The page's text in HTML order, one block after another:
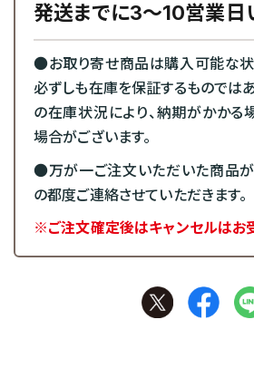
発送までに3～10営業日
●お取り寄せ商品は購入可能な状
必ずしも在庫を保証するものでは
の在庫状況により、納期がかかる
場合がございます。
●万が一ご注文いただいた商品
の都度ご連絡させていただきます。
※ご注文確定後はキャンセルはお受